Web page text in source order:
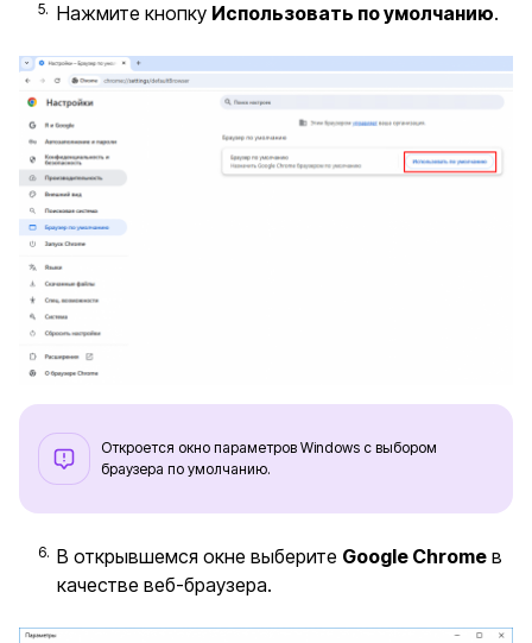
Нажмите кнопку Использовать по умолчанию.
Откроется окно параметров Windows с выбором
браузера по умолчанию.
В открывшемся окне выберите Google Chrome в
качестве веб-браузера.